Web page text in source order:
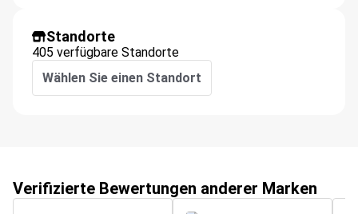
Standorte
405 verfügbare Standorte
Wählen Sie einen Standort
Verifizierte Bewertungen anderer Marken